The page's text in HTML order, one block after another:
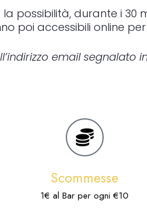
possibilità, durante i 30
poi accessibili online per
email segnalato
Scommesse
1€ al Bar per ogni €10